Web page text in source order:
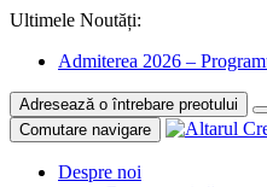
Ultimele Noutăți:
Admiterea 2026 –
Adresează o întrebare preotului
Comutare navigare
Despre noi